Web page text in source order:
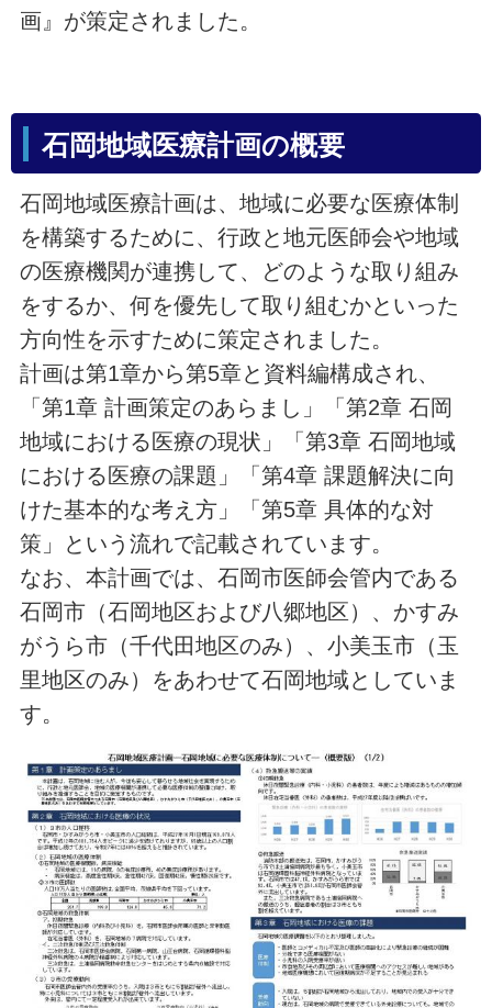
画』が策定されました。
石岡地域医療計画の概要
石岡地域医療計画は、地域に必要な医療体制
を構築するために、行政と地元医師会や地域
の医療機関が連携して、どのような取り組み
をするか、何を優先して取り組むかといった
方向性を示すために策定されました。
計画は第1章から第5章と資料編構成され、
「第1章 計画策定のあらまし」「第2章 石岡
地域における医療の現状」「第3章 石岡地域
における医療の課題」「第4章 課題解決に向
けた基本的な考え方」「第5章 具体的な対
策」という流れで記載されています。
なお、本計画では、石岡市医師会管内である
石岡市（石岡地区および八郷地区）、かすみ
がうら市（千代田地区のみ）、小美玉市（玉
里地区のみ）をあわせて石岡地域としていま
す。